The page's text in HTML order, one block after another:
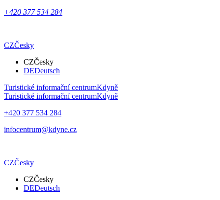
+420 377 534 284
CZČesky
CZČesky
DEDeutsch
Turistické informační centrumKdyně
Turistické informační centrumKdyně
+420 377 534 284
infocentrum@kdyne.cz
CZČesky
CZČesky
DEDeutsch